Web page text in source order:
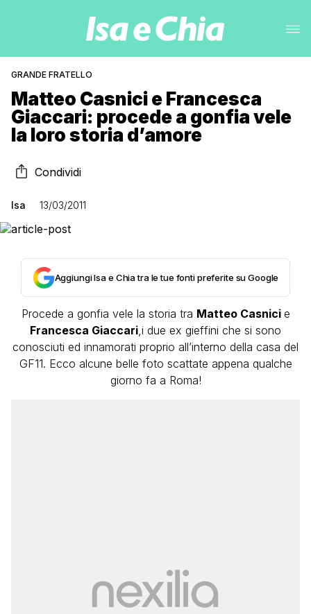
GRANDE FRATELLO
Matteo Casnici e Francesca
Giaccari: procede a gonfia vele
la loro storia d’amore
Condividi
Isa 13/03/2011
Aggiungi Isa e Chia tra le tue fonti preferite su Google
Procede a gonfia vele la storia tra Matteo Casnici e
Francesca Giaccari,i due ex gieffini che si sono
conosciuti ed innamorati proprio all’interno della casa del
GF11. Ecco alcune belle foto scattate appena qualche
giorno fa a Roma!